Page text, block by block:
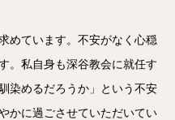
めています。不安がなく心穏
。私自身も深谷教会に就任す
染めるだろうか」という不安
かに過ごさせていただいてい